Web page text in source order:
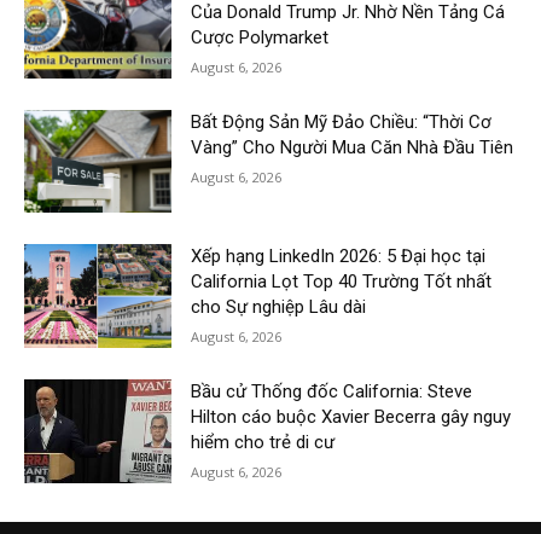
Của Donald Trump Jr. Nhờ Nền Tảng Cá
Cược Polymarket
August 6, 2026
Bất Động Sản Mỹ Đảo Chiều: “Thời Cơ
Vàng” Cho Người Mua Căn Nhà Đầu Tiên
August 6, 2026
Xếp hạng LinkedIn 2026: 5 Đại học tại
California Lọt Top 40 Trường Tốt nhất
cho Sự nghiệp Lâu dài
August 6, 2026
Bầu cử Thống đốc California: Steve
Hilton cáo buộc Xavier Becerra gây nguy
hiểm cho trẻ di cư
August 6, 2026